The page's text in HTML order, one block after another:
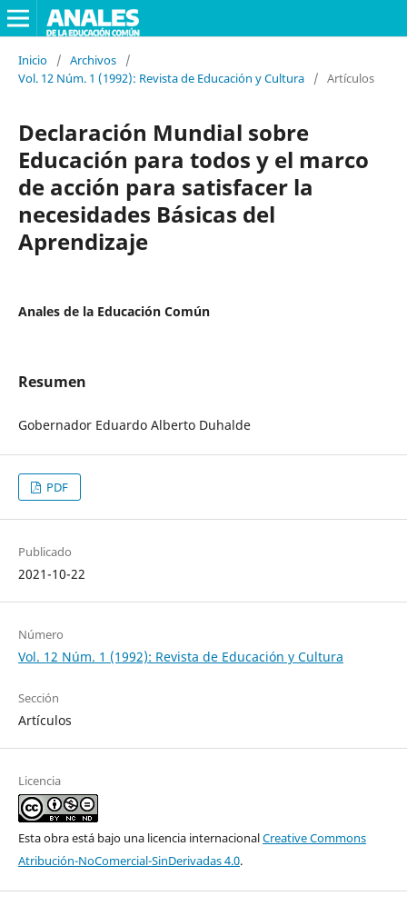
Inicio / Archivos
/
Vol. 12 Núm. 1 (1992): Revista de Educación y Cultura
/ Artículos
Declaración Mundial sobre
Educación para todos y el marco
de acción para satisfacer la
necesidades Básicas del
Aprendizaje
Anales de la Educación Común
Resumen
Gobernador Eduardo Alberto Duhalde
PDF
Publicado
2021-10-22
Número
Vol. 12 Núm. 1 (1992): Revista de Educación y Cultura
Sección
Artículos
Licencia
Esta obra está bajo una licencia internacionalCreative Commons
Atribución-NoComercial-SinDerivadas 4.0.